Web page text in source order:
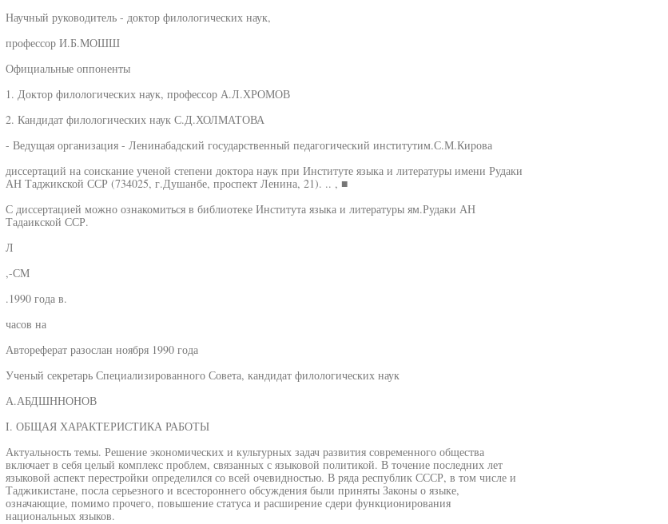
Научный руководитель - доктор филологических наук,
профессор И.Б.МОШШ
Официальные оппоненты
1. Доктор филологических наук, профессор А.Л.ХРОМОВ
2. Кандидат филологических наук С.Д.ХОЛМАТОВА
- Ведущая организация - Ленинабадский государственный педагогический институтим.С.М.Кирова
диссертаций на соискание ученой степени доктора наук при Институте языка и литературы имени Рудаки
АН Таджикской ССР (734025, г.Душанбе, проспект Ленина, 21). .. , ■
С диссертацией можно ознакомиться в библиотеке Института языка и литературы ям.Рудаки АН
Тадаикской ССР.
Л
,-СМ
.1990 года в.
часов на
Автореферат разослан ноября 1990 года
Ученый секретарь Специализированного Совета, кандидат филологических наук
А.АБДШННОНОВ
I. ОБЩАЯ ХАРАКТЕРИСТИКА РАБОТЫ
Актуальность темы. Решение экономических и культурных задач развития современного общества
включает в себя целый комплекс проблем, связанных с языковой политикой. В точение последних лет
языковой аспект перестройки определился со всей очевидностью. В ряда республик СССР, в том числе и
Таджикистане, посла серьезного и всестороннего обсуждения были приняты Законы о языке,
означающие, помимо прочего, повышение статуса и расширение сдери функционирования
национальных языков.